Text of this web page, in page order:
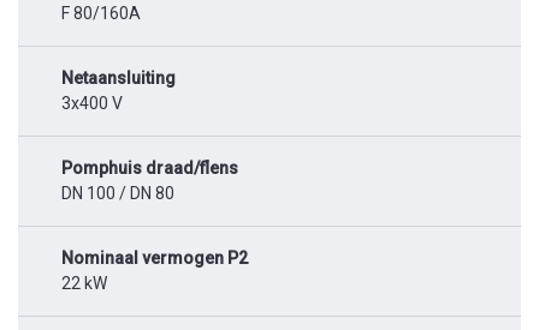
F 80/160A
Netaansluiting
3x400 V
Pomphuis draad/flens
DN 100 / DN 80
Nominaal vermogen P2
22 kW